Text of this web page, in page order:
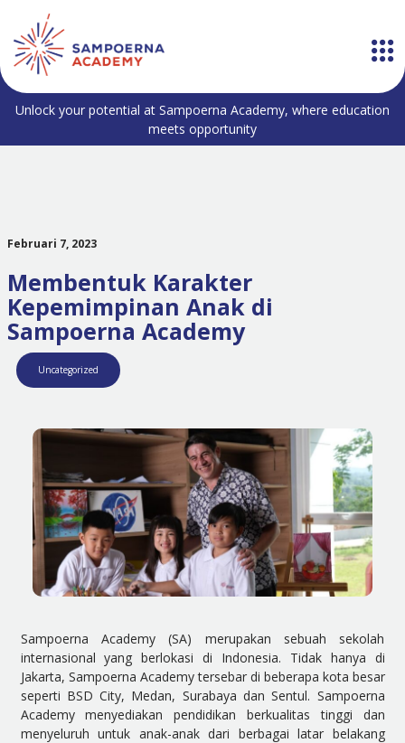
Unlock your potential at Sampoerna Academy, where education
meets opportunity
Februari 7, 2023
Membentuk Karakter
Kepemimpinan Anak di
Sampoerna Academy
Uncategorized
Sampoerna Academy (SA) merupakan sebuah sekolah
internasional yang berlokasi di Indonesia. Tidak hanya di
Jakarta, Sampoerna Academy tersebar di beberapa kota besar
seperti BSD City, Medan, Surabaya dan Sentul. Sampoerna
Academy menyediakan pendidikan berkualitas tinggi dan
menyeluruh untuk anak-anak dari berbagai latar belakang